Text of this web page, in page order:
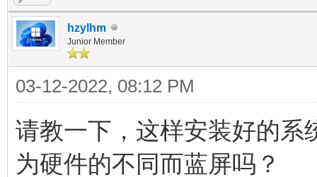
hzylhm
Junior Member
03-12-2022, 08:12 PM
请教一下，这样安装好的系
为硬件的不同而蓝屏吗？